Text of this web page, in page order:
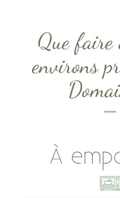
Que faire
environs
À